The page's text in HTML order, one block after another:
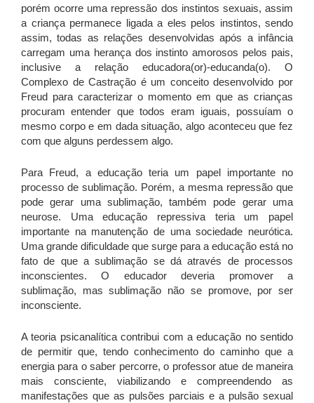
porém ocorre uma repressão dos instintos sexuais, assim
a criança permanece ligada a eles pelos instintos, sendo
assim, todas as relações desenvolvidas após a infância
carregam uma herança dos instinto amorosos pelos pais,
inclusive a relação educadora(or)-educanda(o). O
Complexo de Castração é um conceito desenvolvido por
Freud para caracterizar o momento em que as crianças
procuram entender que todos eram iguais, possuíam o
mesmo corpo e em dada situação, algo aconteceu que fez
com que alguns perdessem algo.
Para Freud, a educação teria um papel importante no
processo de sublimação. Porém, a mesma repressão que
pode gerar uma sublimação, também pode gerar uma
neurose. Uma educação repressiva teria um papel
importante na manutenção de uma sociedade neurótica.
Uma grande dificuldade que surge para a educação está no
fato de que a sublimação se dá através de processos
inconscientes. O educador deveria promover a
sublimação, mas sublimação não se promove, por ser
inconsciente.
A teoria psicanalítica contribui com a educação no sentido
de permitir que, tendo conhecimento do caminho que a
energia para o saber percorre, o professor atue de maneira
mais consciente, viabilizando e compreendendo as
manifestações que as pulsões parciais e a pulsão sexual